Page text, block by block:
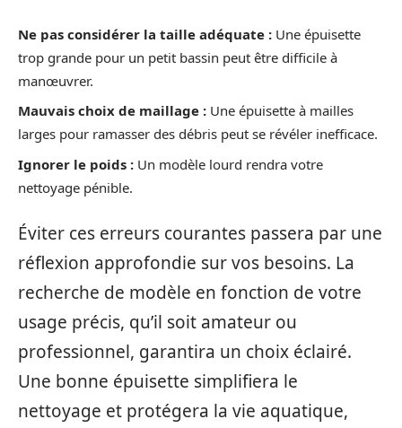
Ne pas considérer la taille adéquate : Une épuisette
trop grande pour un petit bassin peut être difficile à
manœuvrer.
Mauvais choix de maillage : Une épuisette à mailles
larges pour ramasser des débris peut se révéler inefficace.
Ignorer le poids : Un modèle lourd rendra votre
nettoyage pénible.
Éviter ces erreurs courantes passera par une
réflexion approfondie sur vos besoins. La
recherche de modèle en fonction de votre
usage précis, qu’il soit amateur ou
professionnel, garantira un choix éclairé.
Une bonne épuisette simplifiera le
nettoyage et protégera la vie aquatique,